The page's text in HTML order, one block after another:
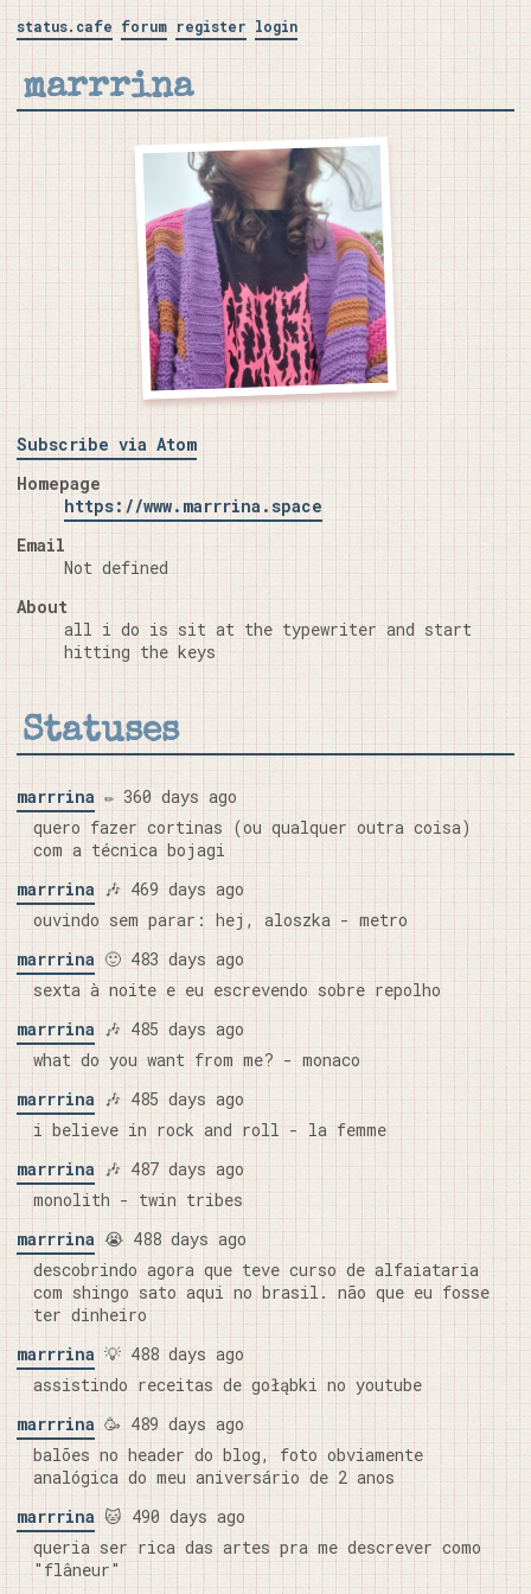
status.cafe forum register login
marrrina
Subscribe via Atom
Homepage
https://www.marrrina.space
Email
Not defined
About
all i do is sit at the typewriter and start
hitting the keys
Statuses
marrrina ✏️ 360 days ago
quero fazer cortinas (ou qualquer outra coisa)
com a técnica bojagi
marrrina 🎶 469 days ago
ouvindo sem parar: hej, aloszka - metro
marrrina 🙂 483 days ago
sexta à noite e eu escrevendo sobre repolho
marrrina🎶 485 days ago
what do you want from me? - monaco
marrrina 🎶 485 days ago
i believe in rock and roll - la femme
marrrina 🎶 487 days ago
monolith - twin tribes
marrrina 😭 488 days ago
descobrindo agora que teve curso de alfaiataria
com shingo sato aqui no brasil. não que eu fosse
ter dinheiro
marrrina 💡 488 days ago
assistindo receitas de gołąbki no youtube
marrrina 🥳 489 days ago
balões no header do blog, foto obviamente
analógica do meu aniversário de 2 anos
marrrina 🐱 490 days ago
queria ser rica das artes pra me descrever como
"flâneur"